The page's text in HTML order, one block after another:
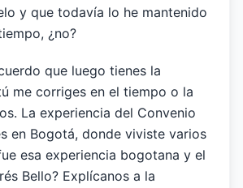
y que todavía lo he mantenido
¿no?
que luego tienes la
me corriges en el tiempo o la
La experiencia del Convenio
en Bogotá, donde viviste varios
esa experiencia bogotana y el
Bello? Explícanos a la